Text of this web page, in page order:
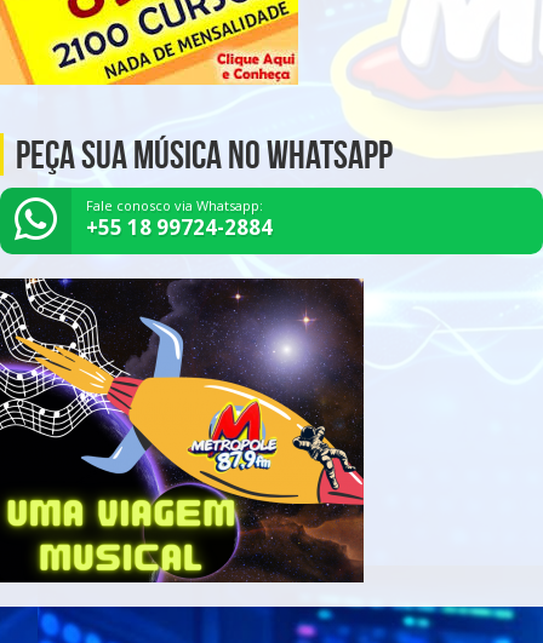
Peça Sua Música no Whatsapp
Fale conosco via Whatsapp:
+55 18 99724-2884